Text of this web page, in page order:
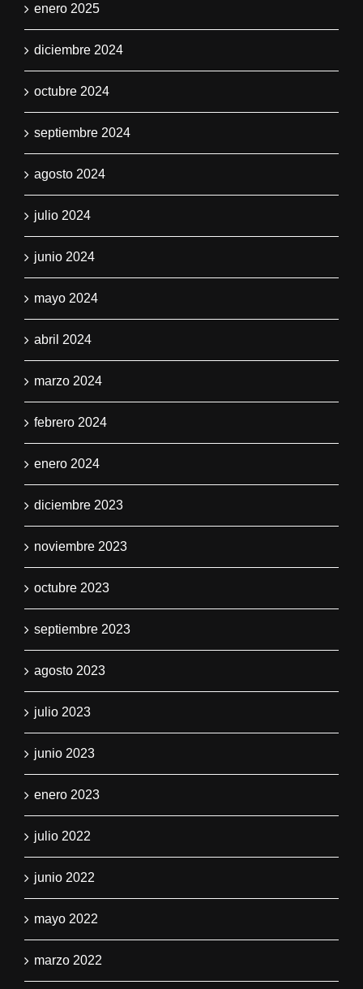
enero 2025
diciembre 2024
octubre 2024
septiembre 2024
agosto 2024
julio 2024
junio 2024
mayo 2024
abril 2024
marzo 2024
febrero 2024
enero 2024
diciembre 2023
noviembre 2023
octubre 2023
septiembre 2023
agosto 2023
julio 2023
junio 2023
enero 2023
julio 2022
junio 2022
mayo 2022
marzo 2022